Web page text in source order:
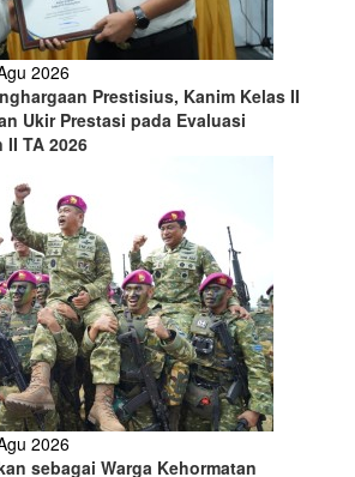
2026
Prestisius, Kanim Kelas II
Ukir Prestasi pada Evaluasi
TA 2026
2026
sebagai Warga Kehormatan